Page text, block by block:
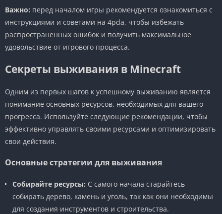
Важно: перед началом игры рекомендуется ознакомиться с
инструкциями и советами на 4pda, чтобы избежать
распространенных ошибок и получить максимальное
удовольствие от игрового процесса.
Секреты выживания в Minecraft
Одним из первых шагов к успешному выживанию является
понимание основных ресурсов, необходимых для вашего
прогресса. Используйте следующие рекомендации, чтобы
эффективно управлять своими ресурсами и оптимизировать
свои действия.
Основные стратегии для выживания
Собирайте ресурсы: С самого начала старайтесь
собирать дерево, камень и уголь, так как они необходимы
для создания инструментов и строительства.